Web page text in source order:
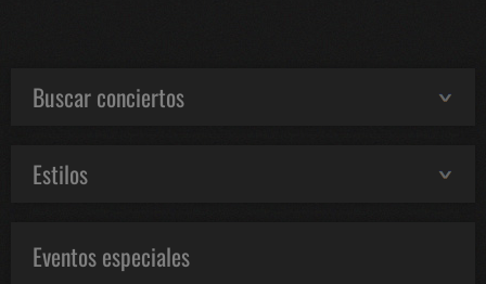
Buscar conciertos
Estilos
Eventos especiales